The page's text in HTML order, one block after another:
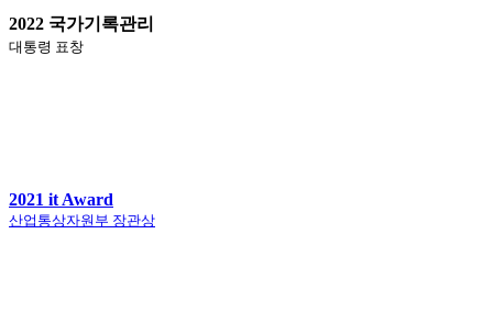
2022 국가기록관리
대통령 표창
2021 it Award
산업통상자원부 장관상